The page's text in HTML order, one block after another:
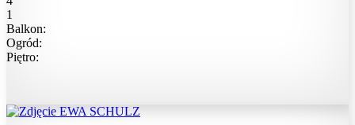
1
Balkon:
Ogród:
Piętro: